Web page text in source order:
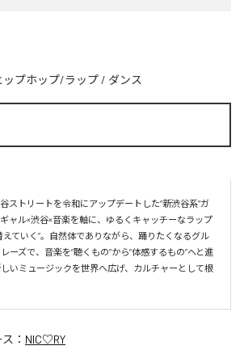
ップホップ/ラップ / ダンス
ストリートを令和にアップデートした“新渋谷系”ガ
ャル×渋谷×音楽を軸に、ゆるくキャッチーなラップ
えていく”。自然体でありながら、踊りたくなるグル
ーズで、音楽を“聴くもの”から“体感するもの”へと進
いミュージックを世界へ広げ、カルチャーとして根
： NIC♡RY